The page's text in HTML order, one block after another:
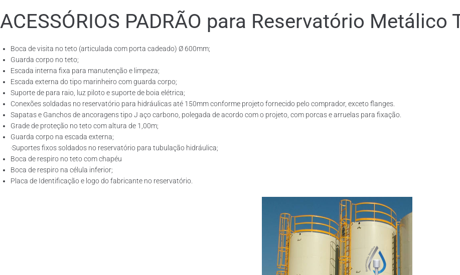
ACESSÓRIOS PADRÃO para Reservatório Metálico
Boca de visita no teto (articulada com porta cadeado) Ø 600mm;
Guarda corpo no teto;
Escada interna fixa para manutenção e limpeza;
Escada externa do tipo marinheiro com guarda corpo;
Suporte de para raio, luz piloto e suporte de boia elétrica;
Conexões soldadas no reservatório para hidráulicas até 150mm conforme projeto fornecido pelo comprador, exceto flanges.
Sapatas e Ganchos de ancoragens tipo J aço carbono, polegada de acordo com o projeto, com porcas e arruelas para fixação.
Grade de proteção no teto com altura de 1,00m;
Guarda corpo na escada externa;
·Suportes fixos soldados no reservatório para tubulação hidráulica;
Boca de respiro no teto com chapéu
Boca de respiro na célula inferior;
Placa de Identificação e logo do fabricante no reservatório.